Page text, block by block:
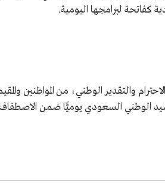
كفاتحة لبرامجها اليومية.
والتقدير الوطني، من المواطنين
الوطني السعودي يوميًّا ضمن الاصطفاف